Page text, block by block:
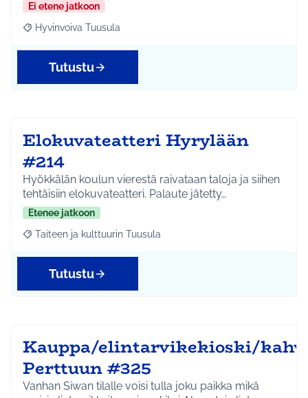
Ei etene jatkoon
Rajaa tulokset aihepiirin mukaan: Hyvinvoiva Tuusula
Hyvinvoiva Tuusula
Tutustu
Elokuvateatteri Hyrylään
#214
Hyökkälän koulun vierestä raivataan taloja ja siihen
tehtäisiin elokuvateatteri. Palaute jätetty…
Etenee jatkoon
Rajaa tulokset aihepiirin mukaan: Taiteen ja kulttuurin Tuusula
Taiteen ja kulttuurin Tuusula
Tutustu
Kauppa/elintarvikekioski/
Perttuun #325
Vanhan Siwan tilalle voisi tulla joku paikka mikä